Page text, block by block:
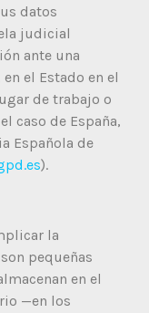
datos
judicial
ante una
el Estado en el
de trabajo o
caso de España,
Española de
).
la
pequeñas
en el
—en los